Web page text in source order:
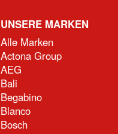
UNSERE MARKEN
Alle Marken
Actona Group
AEG
Bali
Begabino
Blanco
Bosch